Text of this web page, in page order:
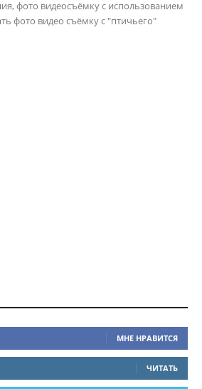
фото видеосъёмку с использованием
фото видео съёмку с "птичьего"
МНЕ НРАВИТСЯ
ЧИТАТЬ